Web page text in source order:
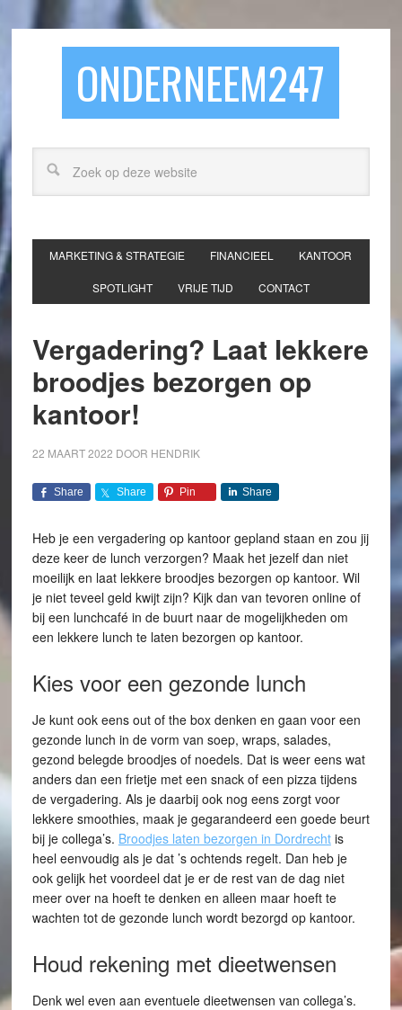
ONDERNEEM247
MARKETING & STRATEGIE FINANCIEEL KANTOOR
SPOTLIGHT VRIJE TIJD CONTACT
Vergadering? Laat lekkere
broodjes bezorgen op
kantoor!
22 MAART 2022 DOOR HENDRIK
Share Share Pin Share
Heb je een vergadering op kantoor gepland staan en zou jij
deze keer de lunch verzorgen? Maak het jezelf dan niet
moeilijk en laat lekkere broodjes bezorgen op kantoor. Wil
je niet teveel geld kwijt zijn? Kijk dan van tevoren online of
bij een lunchcafé in de buurt naar de mogelijkheden om
een lekkere lunch te laten bezorgen op kantoor.
Kies voor een gezonde lunch
Je kunt ook eens out of the box denken en gaan voor een
gezonde lunch in de vorm van soep, wraps, salades,
gezond belegde broodjes of noedels. Dat is weer eens wat
anders dan een frietje met een snack of een pizza tijdens
de vergadering. Als je daarbij ook nog eens zorgt voor
lekkere smoothies, maak je gegarandeerd een goede beurt
bij je collega’s. Broodjes laten bezorgen in Dordrechtis
heel eenvoudig als je dat ’s ochtends regelt. Dan heb je
ook gelijk het voordeel dat je er de rest van de dag niet
meer over na hoeft te denken en alleen maar hoeft te
wachten tot de gezonde lunch wordt bezorgd op kantoor.
Houd rekening met dieetwensen
Denk wel even aan eventuele dieetwensen van collega’s.